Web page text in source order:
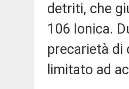
detriti, che
106 Ionica.
precarietà di
limitato ad